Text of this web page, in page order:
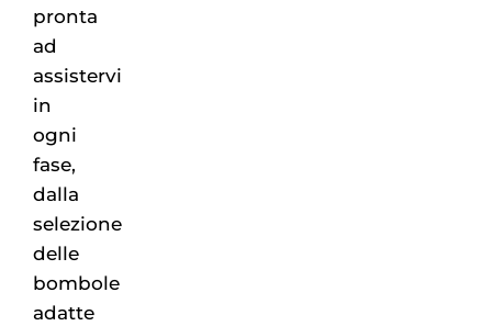
pronta
ad
assistervi
in
ogni
fase,
dalla
selezione
delle
bombole
adatte